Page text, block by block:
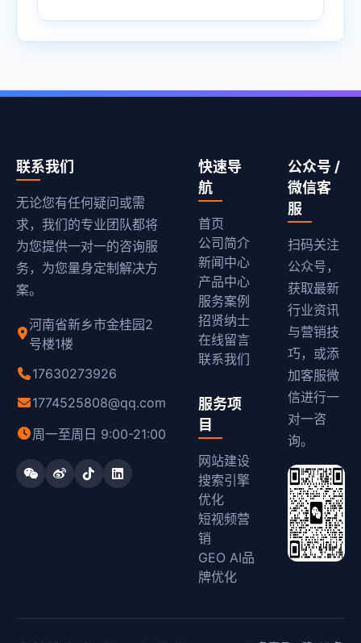
联系我们
无论您有任何疑问或需
求，我们的专业团队都将
为您提供一对一的咨询服
务，为您量身定制解决方
案。
河南省新乡市金桂园2
号楼1楼
17630273926
1774525808@qq.com
周一至周日 9:00-21:00
快速导
航
首页
公司简介
新闻中心
产品中心
服务案例
招贤纳士
在线留言
联系我们
服务项
目
网站建设
搜索引擎
优化
短视频营
销
GEO AI品
牌优化
公众号 /
微信客
服
扫码关注
公众号，
获取最新
行业资讯
与营销技
巧，或添
加客服微
信进行一
对一咨
询。